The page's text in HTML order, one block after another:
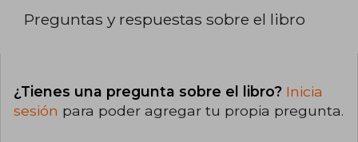
Preguntas y respuestas sobre el libro
¿Tienes una pregunta sobre el libro? Inicia
sesión para poder agregar tu propia pregunta.